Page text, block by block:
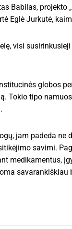
Babilas,
Eglė Jurkutė,
visi
globos
Tokio tipo
jam padeda
savimi.
medikamentus,
savarankiškiau